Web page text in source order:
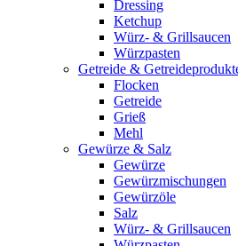
Dressing
Ketchup
Würz- & Grillsaucen
Würzpasten
Getreide &
Flocken
Getreide
Grieß
Mehl
Gewürze & Salz
Gewürze
Gewürzmischungen
Gewürzöle
Salz
Würz- & Grillsaucen